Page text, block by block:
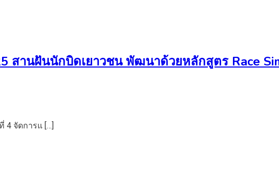
สานฝันนักบิดเยาวชน พัฒนาด้วยหลักสูตร Race
4 จัดการแ […]